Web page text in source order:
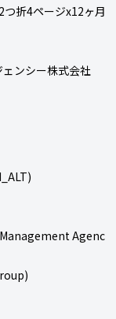
折4ページx12ヶ月
ンシー株式会社
Agenc